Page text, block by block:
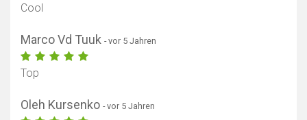
Cool
Marco Vd Tuuk - vor 5 Jahren
Top
Oleh Kursenko - vor 5 Jahren